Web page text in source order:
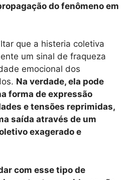
do fenômeno em
que a histeria coletiva
um sinal de fraqueza
emocional dos
Na verdade, ela pode
forma de expressão
e tensões reprimidas,
saída através de um
exagerado e
com esse tipo de